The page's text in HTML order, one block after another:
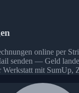
online per
senden — Geld
mit SumUp,